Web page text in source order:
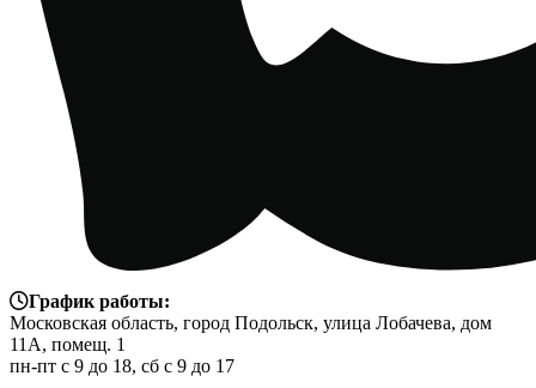
График работы:
Московская область, город Подольск, улица Лобачева, дом
11А, помещ. 1
пн-пт с 9 до 18, сб с 9 до 17